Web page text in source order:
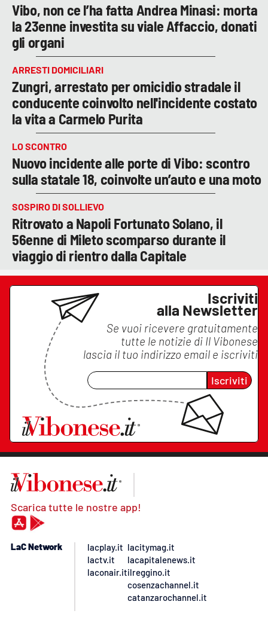
Vibo, non ce l’ha fatta Andrea Minasi: morta
la 23enne investita su viale Affaccio, donati
gli organi
ARRESTI DOMICILIARI
Zungri, arrestato per omicidio stradale il
conducente coinvolto nell'incidente costato
la vita a Carmelo Purita
LO SCONTRO
Nuovo incidente alle porte di Vibo: scontro
sulla statale 18, coinvolte un’auto e una moto
SOSPIRO DI SOLLIEVO
Ritrovato a Napoli Fortunato Solano, il
56enne di Mileto scomparso durante il
viaggio di rientro dalla Capitale
Iscriviti
alla Newsletter
Se vuoi ricevere gratuitamente
tutte le notizie di Il Vibonese
lascia il tuo indirizzo email e iscriviti
Iscriviti
Scarica tutte le nostre app!
LaC Network
lacplay.it
lactv.it
laconair.it
lacitymag.it
lacapitalenews.it
ilreggino.it
cosenzachannel.it
catanzarochannel.it